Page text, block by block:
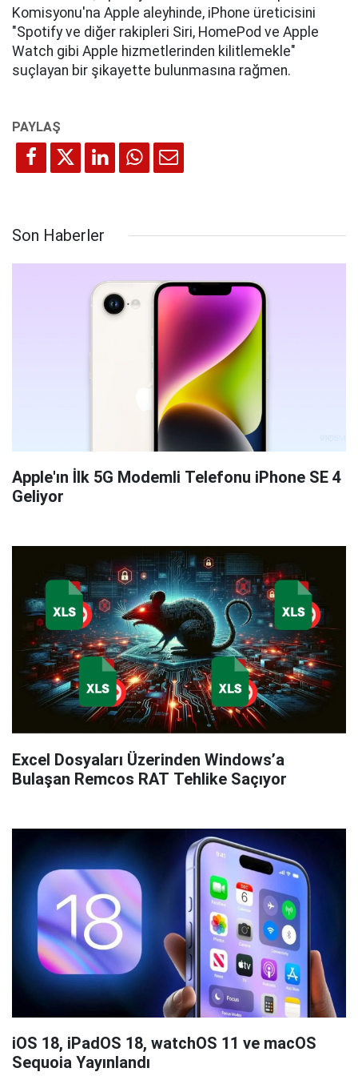
Komisyonu'na Apple aleyhinde, iPhone üreticisini
"Spotify ve diğer rakipleri Siri, HomePod ve Apple
Watch gibi Apple hizmetlerinden kilitlemekle"
suçlayan bir şikayette bulunmasına rağmen.
Son Haberler
Apple'ın İlk 5G Modemli Telefonu iPhone SE 4
Geliyor
Excel Dosyaları Üzerinden Windows’a
Bulaşan Remcos RAT Tehlike Saçıyor
iOS 18, iPadOS 18, watchOS 11 ve macOS
Sequoia Yayınlandı